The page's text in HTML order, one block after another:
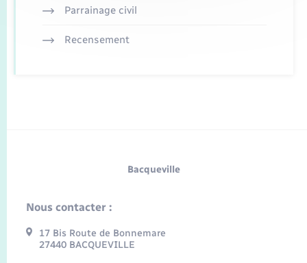
Parrainage civil
Recensement
Bacqueville
Nous contacter :
17 Bis Route de Bonnemare
27440 BACQUEVILLE